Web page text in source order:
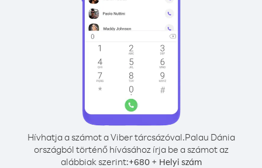
Hívhatja a számot a Viber tárcsázóval.Palau Dánia
országból történő hívásához írja be a számot az
alábbiak szerint:+680+ Helyi szám